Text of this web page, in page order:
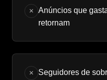
✕
Anúncios que
retornam
✕ Seguidores de